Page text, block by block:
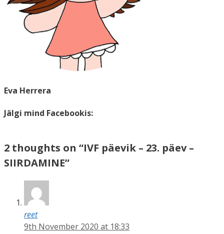
Eva Herrera
Jälgi mind Facebookis:
2 thoughts on “IVF päevik – 23. päev –
SIIRDAMINE”
reet
9th November 2020 at 18:33